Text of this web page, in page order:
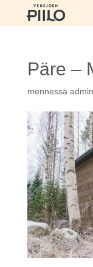
Päre –
mennessä